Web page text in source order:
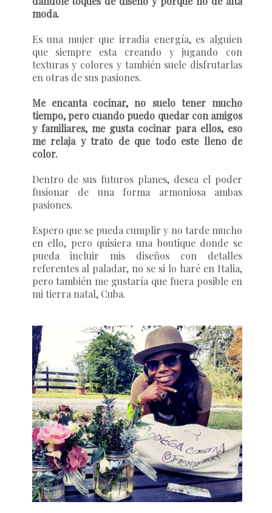
moda.
Es una mujer que irradia energía, es alguien
que siempre esta creando y jugando con
texturas y colores y también suele disfrutarlas
en otras de sus pasiones.
Me encanta cocinar, no suelo tener mucho
tiempo, pero cuando puedo quedar con amigos
y familiares, me gusta cocinar para ellos, eso
me relaja y trato de que todo este lleno de
color.
Dentro de sus futuros planes, desea el poder
fusionar de una forma armoniosa ambas
pasiones.
Espero que se pueda cumplir y no tarde mucho
en ello, pero quisiera una boutique donde se
pueda incluir mis diseños con detalles
referentes al paladar, no se si lo haré en Italia,
pero también me gustaría que fuera posible en
mi tierra natal, Cuba.